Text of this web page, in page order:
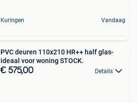
Kuringen Vandaag
PVC deuren 110x210 HR++ half glas-
ideaal voor woning STOCK.
€ 575,00 Details